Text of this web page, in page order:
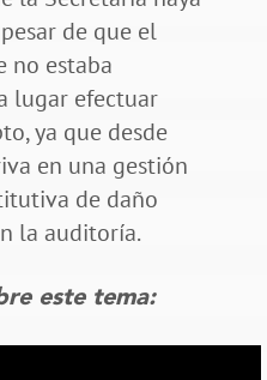
de que el
no estaba
lugar efectuar
ya que desde
en una gestión
de daño
la auditoría.
este tema: